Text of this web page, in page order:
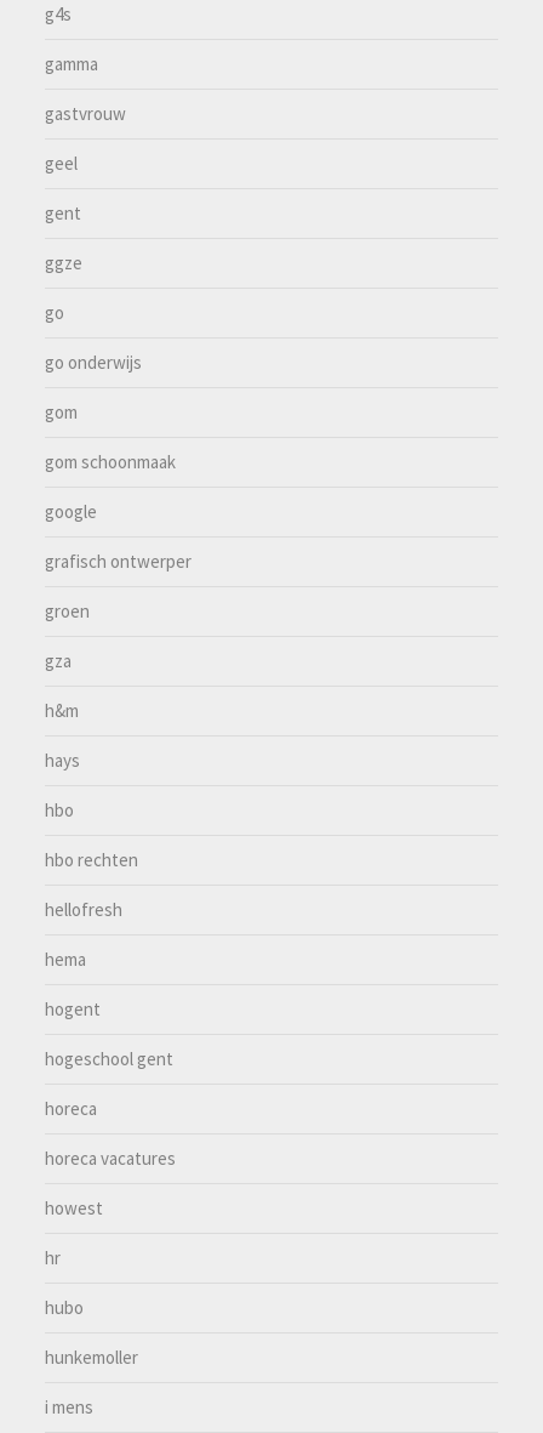
g4s
gamma
gastvrouw
geel
gent
ggze
go
go onderwijs
gom
gom schoonmaak
google
grafisch ontwerper
groen
gza
h&m
hays
hbo
hbo rechten
hellofresh
hema
hogent
hogeschool gent
horeca
horeca vacatures
howest
hr
hubo
hunkemoller
i mens